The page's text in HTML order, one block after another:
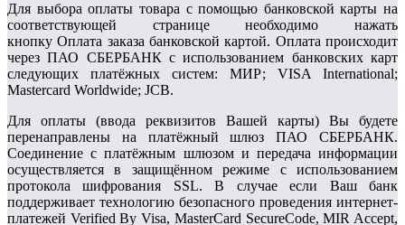
Для выбора оплаты товара с помощью банковской карты на
соответствующей странице необходимо нажать
кнопку Оплата заказа банковской картой. Оплата происходит
через ПАО СБЕРБАНК с использованием банковских карт
следующих платёжных систем: МИР; VISA International;
Mastercard Worldwide; JCB.
Для оплаты (ввода реквизитов Вашей карты) Вы будете
перенаправлены на платёжный шлюз ПАО СБЕРБАНК.
Соединение с платёжным шлюзом и передача информации
осуществляется в защищённом режиме с использованием
протокола шифрования SSL. В случае если Ваш банк
поддерживает технологию безопасного проведения интернет-
платежей Verified By Visa, MasterCard SecureCode, MIR Accept,